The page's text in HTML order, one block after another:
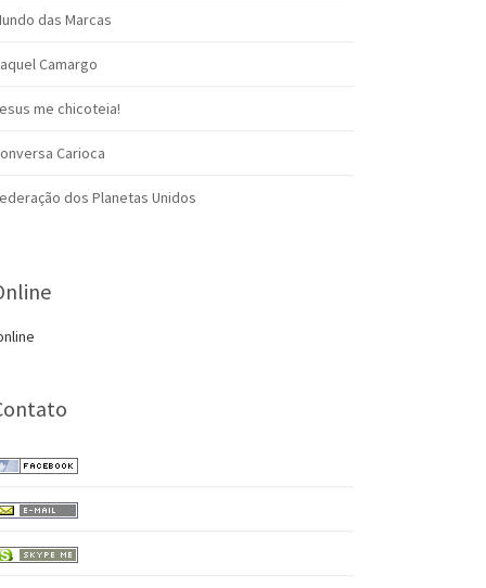
das Marcas
Camargo
me chicoteia!
Carioca
dos Planetas Unidos